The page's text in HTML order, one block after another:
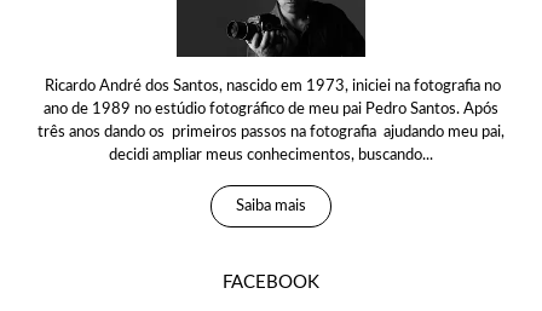
Ricardo André dos Santos, nascido em 1973, iniciei na fotografia no
ano de 1989 no estúdio fotográfico de meu pai Pedro Santos. Após
três anos dando os primeiros passos na fotografia ajudando meu pai,
decidi ampliar meus conhecimentos, buscando...
Saiba mais
FACEBOOK